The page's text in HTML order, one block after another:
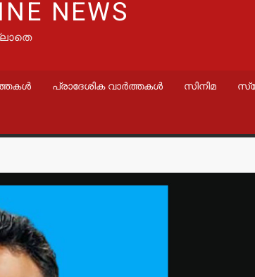
NEWS
പ്രാദേശിക വാർത്തകൾ സിനിമ